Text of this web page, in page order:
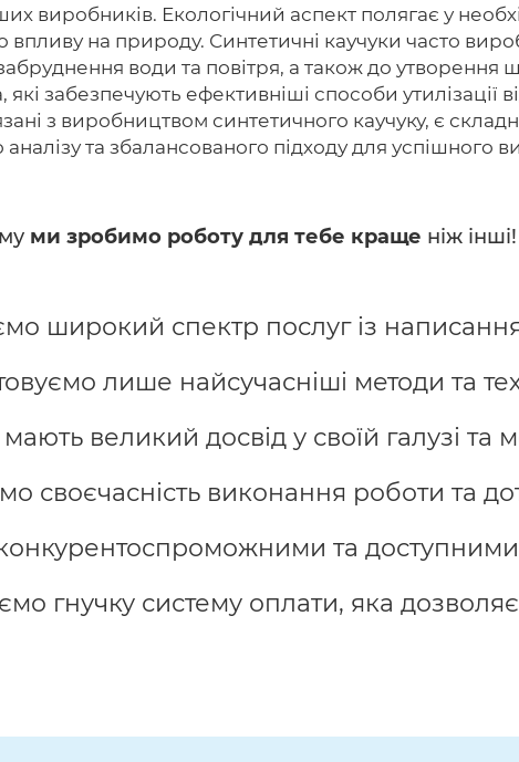
виробників. Екологічний аспект полягає у
впливу на природу. Синтетичні каучуки часто
води та повітря, а також до утворення
які забезпечують ефективніші способи утилізації
з виробництвом синтетичного каучуку, є
та збалансованого підходу для успішного
ми зробимо роботу для тебе краще ніж інші!
широкий спектр послуг із
лише найсучасніші методи та
великий досвід у своїй галузі та
своєчасність виконання роботи та
та доступними
гнучку систему оплати, яка